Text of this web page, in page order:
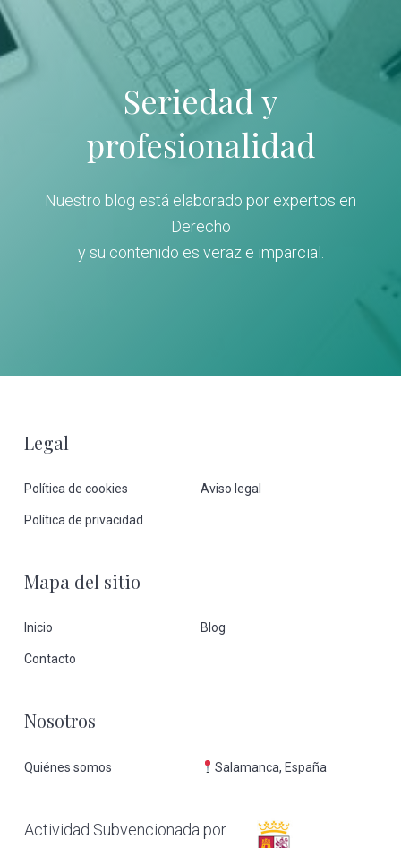
Seriedad y
profesionalidad
Nuestro blog está elaborado por expertos en
Derecho
y su contenido es veraz e imparcial.
Footer
Legal
Política de cookies Aviso legal
Política de privacidad
Mapa del sitio
Inicio Blog
Contacto
Nosotros
Quiénes somos Salamanca, España
Actividad Subvencionada por